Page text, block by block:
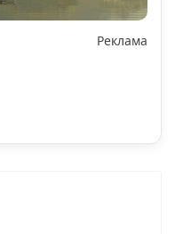
Реклама